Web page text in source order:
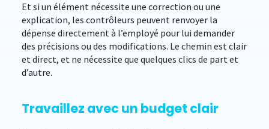
Et si un élément nécessite une correction ou une
explication, les contrôleurs peuvent renvoyer la
dépense directement à l’employé pour lui demander
des précisions ou des modifications. Le chemin est clair
et direct, et ne nécessite que quelques clics de part et
d’autre.
Travaillez avec un budget clair